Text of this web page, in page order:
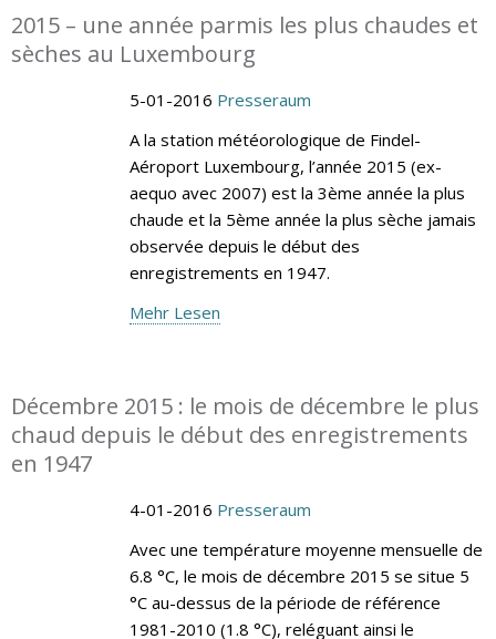
2015 – une année parmis les plus chaudes et
sèches au Luxembourg
5-01-2016 Presseraum
A la station météorologique de Findel-
Aéroport Luxembourg, l’année 2015 (ex-
aequo avec 2007) est la 3ème année la plus
chaude et la 5ème année la plus sèche jamais
observée depuis le début des
enregistrements en 1947.
Mehr Lesen
Décembre 2015 : le mois de décembre le plus
chaud depuis le début des enregistrements
en 1947
4-01-2016 Presseraum
Avec une température moyenne mensuelle de
6.8 °C, le mois de décembre 2015 se situe 5
°C au-dessus de la période de référence
1981-2010 (1.8 °C), reléguant ainsi le